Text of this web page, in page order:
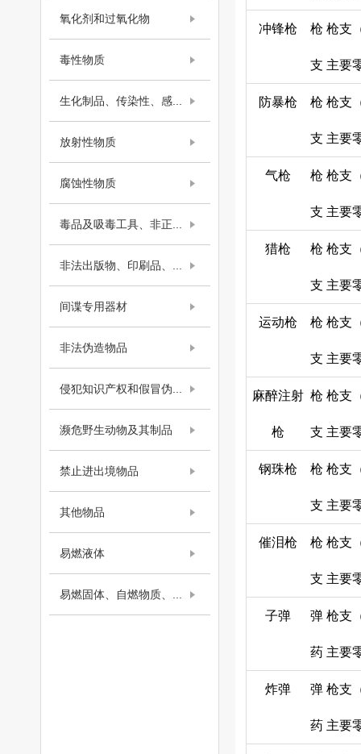
氧化剂和过氧化物
毒性物质
生化制品、传染性、感...
放射性物质
腐蚀性物质
毒品及吸毒工具、非正...
非法出版物、印刷品、...
间谍专用器材
非法伪造物品
侵犯知识产权和假冒伪...
濒危野生动物及其制品
禁止进出境物品
其他物品
易燃液体
易燃固体、自燃物质、...
冲锋枪 枪
支
枪支
主要
防暴枪 枪
支
枪支
主要
气枪 枪
支
枪支
主要
猎枪 枪
支
枪支
主要
运动枪 枪
支
枪支
主要
麻醉注射
枪
枪
支
枪支
主要
钢珠枪 枪
支
枪支
主要
催泪枪 枪
支
枪支
主要
子弹 弹
药
枪支
主要
炸弹 弹
药
枪支
主要